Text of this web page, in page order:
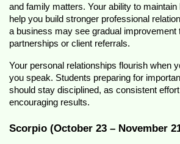
and family matters. Your ability to maintain
help you build stronger professional
a business may see gradual improvement
partnerships or client referrals.
Your personal relationships flourish when
you speak. Students preparing for
should stay disciplined, as consistent
encouraging results.
Scorpio (October 23 – November